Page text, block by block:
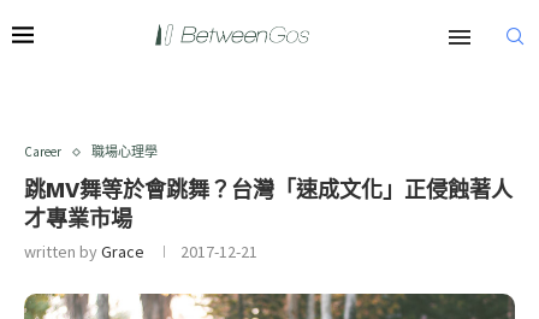
Career 職場心理學
跳MV舞等於會跳舞？台灣「速成文化」正侵蝕著人
才專業市場
written byGrace 2017-12-21